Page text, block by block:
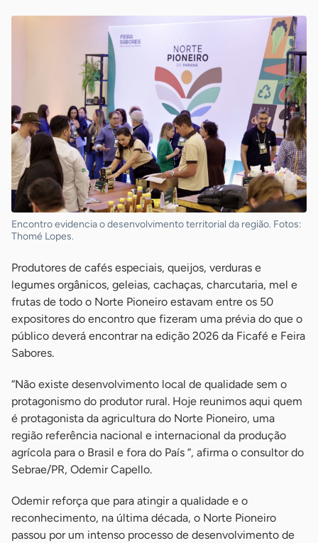
Encontro evidencia o desenvolvimento territorial da região. Fotos:
Thomé Lopes.
Produtores de cafés especiais, queijos, verduras e
legumes orgânicos, geleias, cachaças, charcutaria, mel e
frutas de todo o Norte Pioneiro estavam entre os 50
expositores do encontro que fizeram uma prévia do que o
público deverá encontrar na edição 2026 da Ficafé e Feira
Sabores.
“Não existe desenvolvimento local de qualidade sem o
protagonismo do produtor rural. Hoje reunimos aqui quem
é protagonista da agricultura do Norte Pioneiro, uma
região referência nacional e internacional da produção
agrícola para o Brasil e fora do País “, afirma o consultor do
Sebrae/PR, Odemir Capello.
Odemir reforça que para atingir a qualidade e o
reconhecimento, na última década, o Norte Pioneiro
passou por um intenso processo de desenvolvimento de